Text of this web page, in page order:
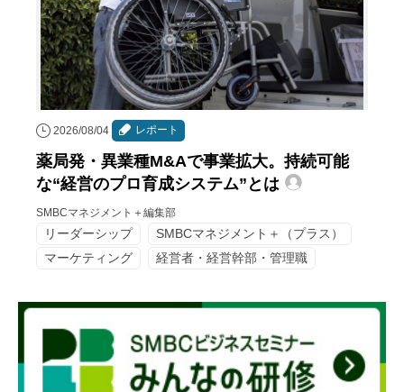
2026/08/04 レポート
薬局発・異業種M&Aで事業拡大。持続可能
な“経営のプロ育成システム”とは
SMBCマネジメント＋編集部
リーダーシップ
SMBCマネジメント＋（プラス）
マーケティング
経営者・経営幹部・管理職